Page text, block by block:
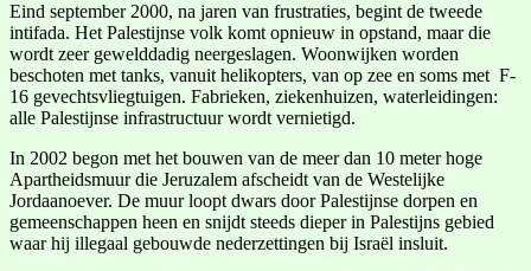
Eind september 2000, na jaren van frustraties, begint de tweede
intifada. Het Palestijnse volk komt opnieuw in opstand, maar die
wordt zeer gewelddadig neergeslagen. Woonwijken worden
beschoten met tanks, vanuit helikopters, van op zee en soms met F-
16 gevechtsvliegtuigen. Fabrieken, ziekenhuizen, waterleidingen:
alle Palestijnse infrastructuur wordt vernietigd.
In 2002 begon met het bouwen van de meer dan 10 meter hoge
Apartheidsmuur die Jeruzalem afscheidt van de Westelijke
Jordaanoever. De muur loopt dwars door Palestijnse dorpen en
gemeenschappen heen en snijdt steeds dieper in Palestijns gebied
waar hij illegaal gebouwde nederzettingen bij Israël insluit.